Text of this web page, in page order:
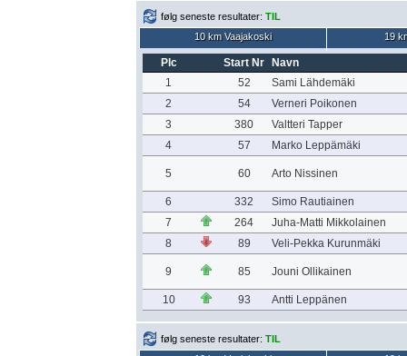
følg seneste resultater: TIL
10 km Vaajakoski
19
Plc Start Nr
Navn
1
52
Sami Lähdemäki
2
54
Verneri Poikonen
3
380
Valtteri Tapper
4
57 Marko Leppämäki
5 60 Arto Nissinen
6 332
Simo Rautiainen
7
264
Juha-Matti Mikkolainen
8
89 Veli-Pekka Kurunmäki
9 85 Jouni Ollikainen
10 93 Antti Leppänen
følg seneste resultater: TIL